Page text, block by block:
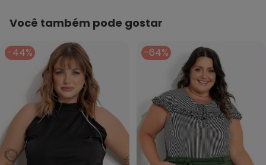
Você também pode gostar
-44% -64%